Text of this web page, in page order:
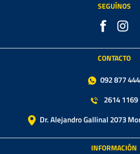
SEGUÍNOS
CONTACTO
092 877 444
2614 1169
Dr. Alejandro Gallinal 2073
INFORMACIÓN